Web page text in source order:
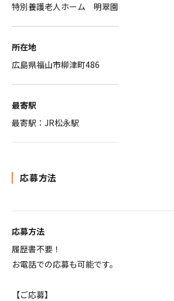
特別養護老人ホーム 明翠園
所在地
広島県福山市柳津町486
最寄駅
最寄駅：JR松永駅
応募方法
応募方法
履歴書不要！
お電話での応募も可能です。
【ご応募】